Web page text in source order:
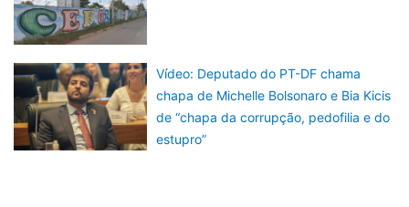
Vídeo: Deputado do PT-DF chama
chapa de Michelle Bolsonaro e Bia Kicis
de “chapa da corrupção, pedofilia e do
estupro”